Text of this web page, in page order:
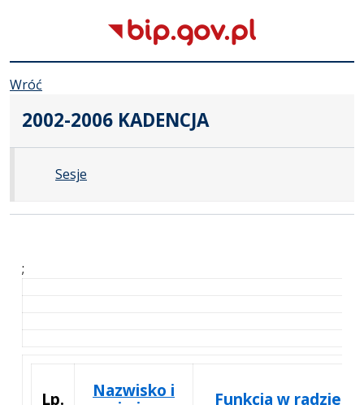
Wróć
2002-2006 KADENCJA
Sesje
;
Lp.
Nazwisko i
Funkcja w radzie